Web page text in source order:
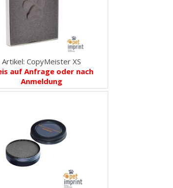
Artikel: CopyMeister XS
auf Anfrage oder nach
Anmeldung